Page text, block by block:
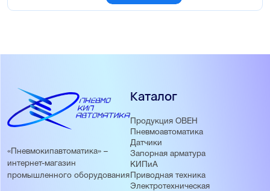
«Пневмокипавтоматика» –
интернет-магазин
промышленного оборудования
Каталог
Продукция ОВЕН
Пневмоавтоматика
Датчики
Запорная арматура
КИПиА
Приводная техника
Электротехническая